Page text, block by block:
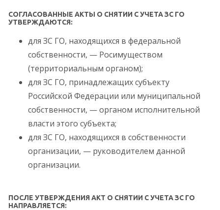
СОГЛАСОВАННЫЕ АКТЫ О СНЯТИИ С УЧЕТА ЗС ГО
УТВЕРЖДАЮТСЯ:
для ЗС ГО, находящихся в федеральной
собственности, — Росимуществом
(территориальным органом);
для ЗС ГО, принадлежащих субъекту
Российской Федерации или муниципальной
собственности, — органом исполнительной
власти этого субъекта;
для ЗС ГО, находящихся в собственности
организации, — руководителем данной
организации.
ПОСЛЕ УТВЕРЖДЕНИЯ АКТ О СНЯТИИ С УЧЕТА ЗС ГО
НАПРАВЛЯЕТСЯ: